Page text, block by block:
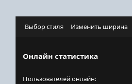
Выбор стиля Изменить ширина
Онлайн статистика
Пользователей онлайн